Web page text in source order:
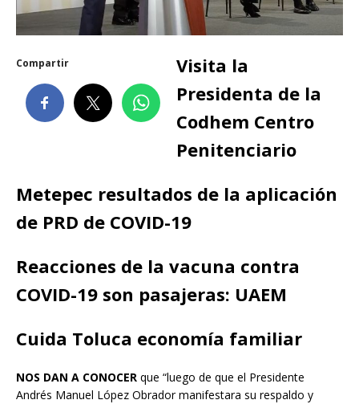
Compartir
Visita la
Presidenta de la
Codhem Centro
Penitenciario
Metepec resultados de la aplicación
de PRD de COVID-19
Reacciones de la vacuna contra
COVID-19 son pasajeras: UAEM
Cuida Toluca economía familiar
NOS DAN A CONOCER que “luego de que el Presidente
Andrés Manuel López Obrador manifestara su respaldo y